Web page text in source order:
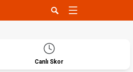
Canlı Skor